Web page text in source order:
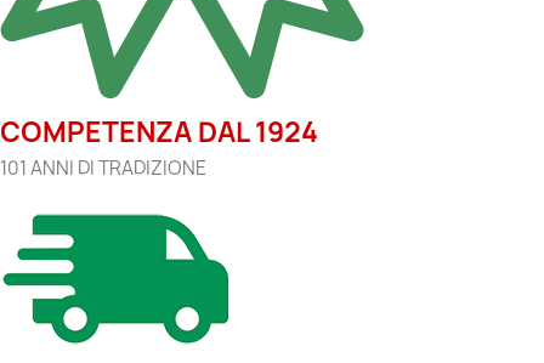
COMPETENZA DAL 1924
101 ANNI DI TRADIZIONE